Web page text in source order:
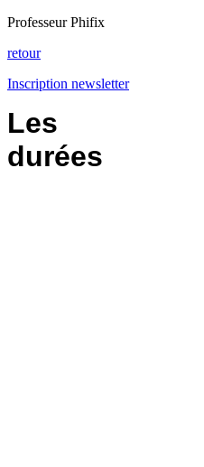
Professeur Phifix
retour
Inscription newsletter
Les
durées